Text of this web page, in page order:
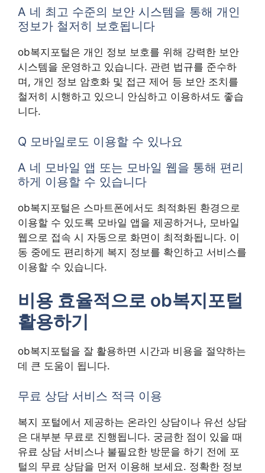
A 네 최고 수준의 보안 시스템을 통해 개인
정보가 철저히 보호됩니다
ob복지포털은 개인 정보 보호를 위해 강력한 보안
시스템을 운영하고 있습니다. 관련 법규를 준수하
며, 개인 정보 암호화 및 접근 제어 등 보안 조치를
철저히 시행하고 있으니 안심하고 이용하셔도 좋습
니다.
Q 모바일로도 이용할 수 있나요
A 네 모바일 앱 또는 모바일 웹을 통해 편리
하게 이용할 수 있습니다
ob복지포털은 스마트폰에서도 최적화된 환경으로
이용할 수 있도록 모바일 앱을 제공하거나, 모바일
웹으로 접속 시 자동으로 화면이 최적화됩니다. 이
동 중에도 편리하게 복지 정보를 확인하고 서비스를
이용할 수 있습니다.
비용 효율적으로 ob복지포털
활용하기
ob복지포털을 잘 활용하면 시간과 비용을 절약하는
데 큰 도움이 됩니다.
무료 상담 서비스 적극 이용
복지 포털에서 제공하는 온라인 상담이나 유선 상담
은 대부분 무료로 진행됩니다. 궁금한 점이 있을 때
유료 상담 서비스나 불필요한 방문을 하기 전에 포
털의 무료 상담을 먼저 이용해 보세요. 정확한 정보